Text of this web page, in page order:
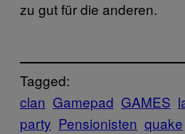
zu gut für die anderen.
Tagged:
clan Gamepad GAMES
party Pensionisten quake